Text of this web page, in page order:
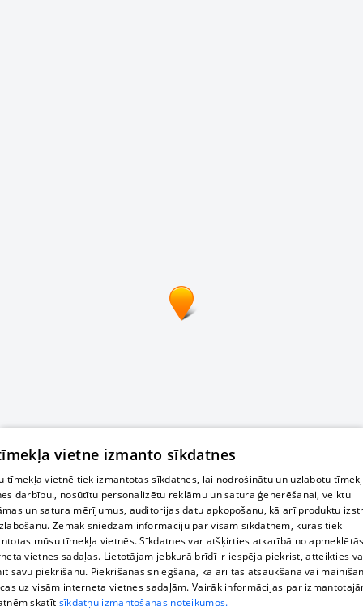
vietne izmanto sīkdatnes
tīmekļa vietnē tiek izmantotas sīkdatnes, lai nodrošinātu un uzlabotu
darbību., nosūtītu personalizētu reklāmu un satura ģenerēšanai, veiktu
un satura mērījumus, auditorijas datu apkopošanu, kā arī produktu
Zemāk sniedzam informāciju par visām sīkdatnēm, kuras tiek
mūsu tīmekļa vietnēs. Sīkdatnes var atšķirties atkarībā no
vietnes sadaļas. Lietotājam jebkurā brīdī ir iespēja piekrist, atteikties
savu piekrišanu. Piekrišanas sniegšana, kā arī tās atsaukšana vai
uz visām interneta vietnes sadaļām. Vairāk informācijas par
skatīt sīkdatņu izmantošanas noteikumos.